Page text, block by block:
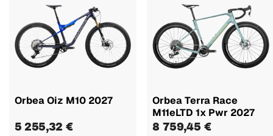
Orbea Oiz M10 2027
5 255,32 €
Orbea Terra Race
M11eLTD 1x Pwr 2027
8 759,45 €